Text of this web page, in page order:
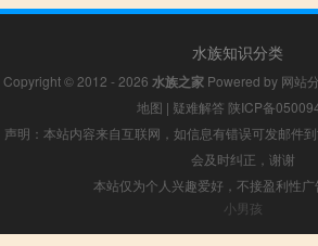
水族知识分类
Copyright © 2012 - 2026 水族之家 Powered by 网站
地图 | 疑难解答 陕ICP备
声明：本站内容来自互联网，如信息有错误可发邮件
会及时纠正，谢谢
本站仅为个人兴趣爱好，不接盈利性
小男孩